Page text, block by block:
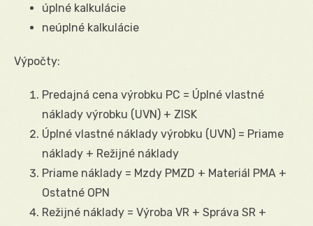
úplné kalkulácie
neúplné kalkulácie
Výpočty:
Predajná cena výrobku PC = Úplné vlastné
náklady výrobku (UVN) + ZISK
Úplné vlastné náklady výrobku (UVN) = Priame
náklady + Režijné náklady
Priame náklady = Mzdy PMZD + Materiál PMA +
Ostatné OPN
Režijné náklady = Výroba VR + Správa SR +